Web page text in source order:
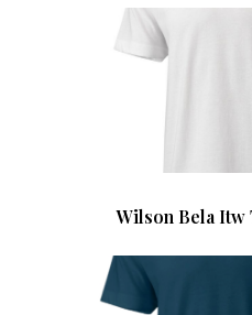
Wilson Bela Itw